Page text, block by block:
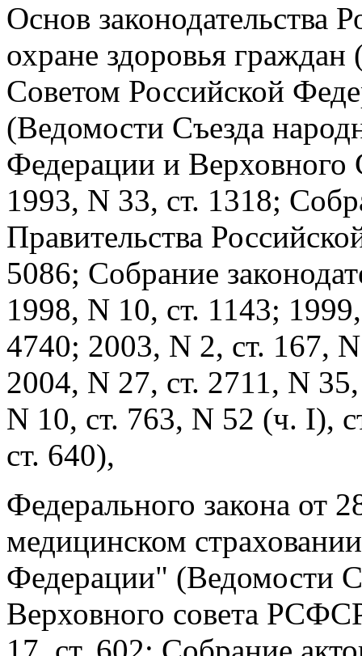
Основ законодательства
охране здоровья
Советом Российской
(Ведомости Съезда
Федерации и Верховного
1993, N 33, ст. 1318;
Правительства
5086; Собрание
1998, N 10, ст. 1143;
4740; 2003, N 2, ст. 167,
2004, N 27, ст. 2711, N
N 10, ст. 763, N 52 (ч. I),
ст. 640),
Федерального закона от
медицинском
Федерации" (Ведомости
Верховного совета